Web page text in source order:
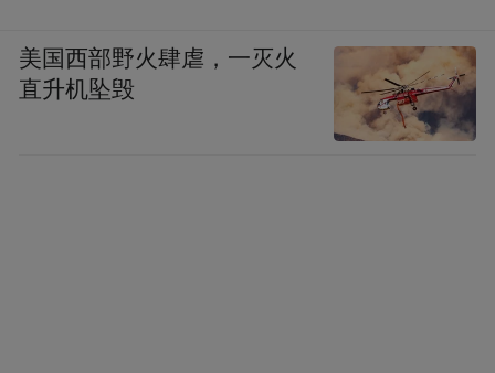
美国西部野火肆虐，一灭火
直升机坠毁